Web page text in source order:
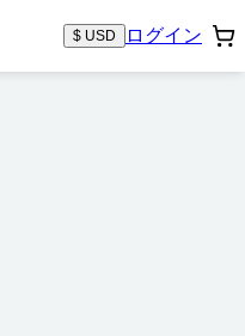
$ USD ログイン